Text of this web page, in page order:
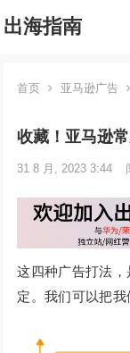
出海指南
首页 亚马逊广告
收藏！亚马逊
31 8 月, 2023 3:44
这四种广告打法
定。我们可以把我